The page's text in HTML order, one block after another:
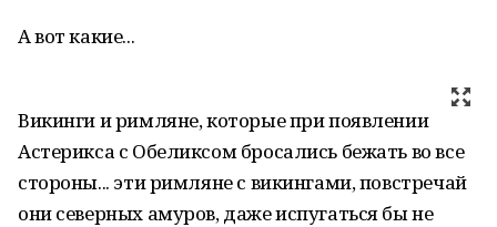
А вот какие...
Викинги и римляне, которые при появлении
Астерикса с Обеликсом бросались бежать во все
стороны... эти римляне с викингами, повстречай
они северных амуров, даже испугаться бы не